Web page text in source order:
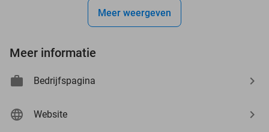
Meer weergeven
Meer informatie
Bedrijfspagina
Website